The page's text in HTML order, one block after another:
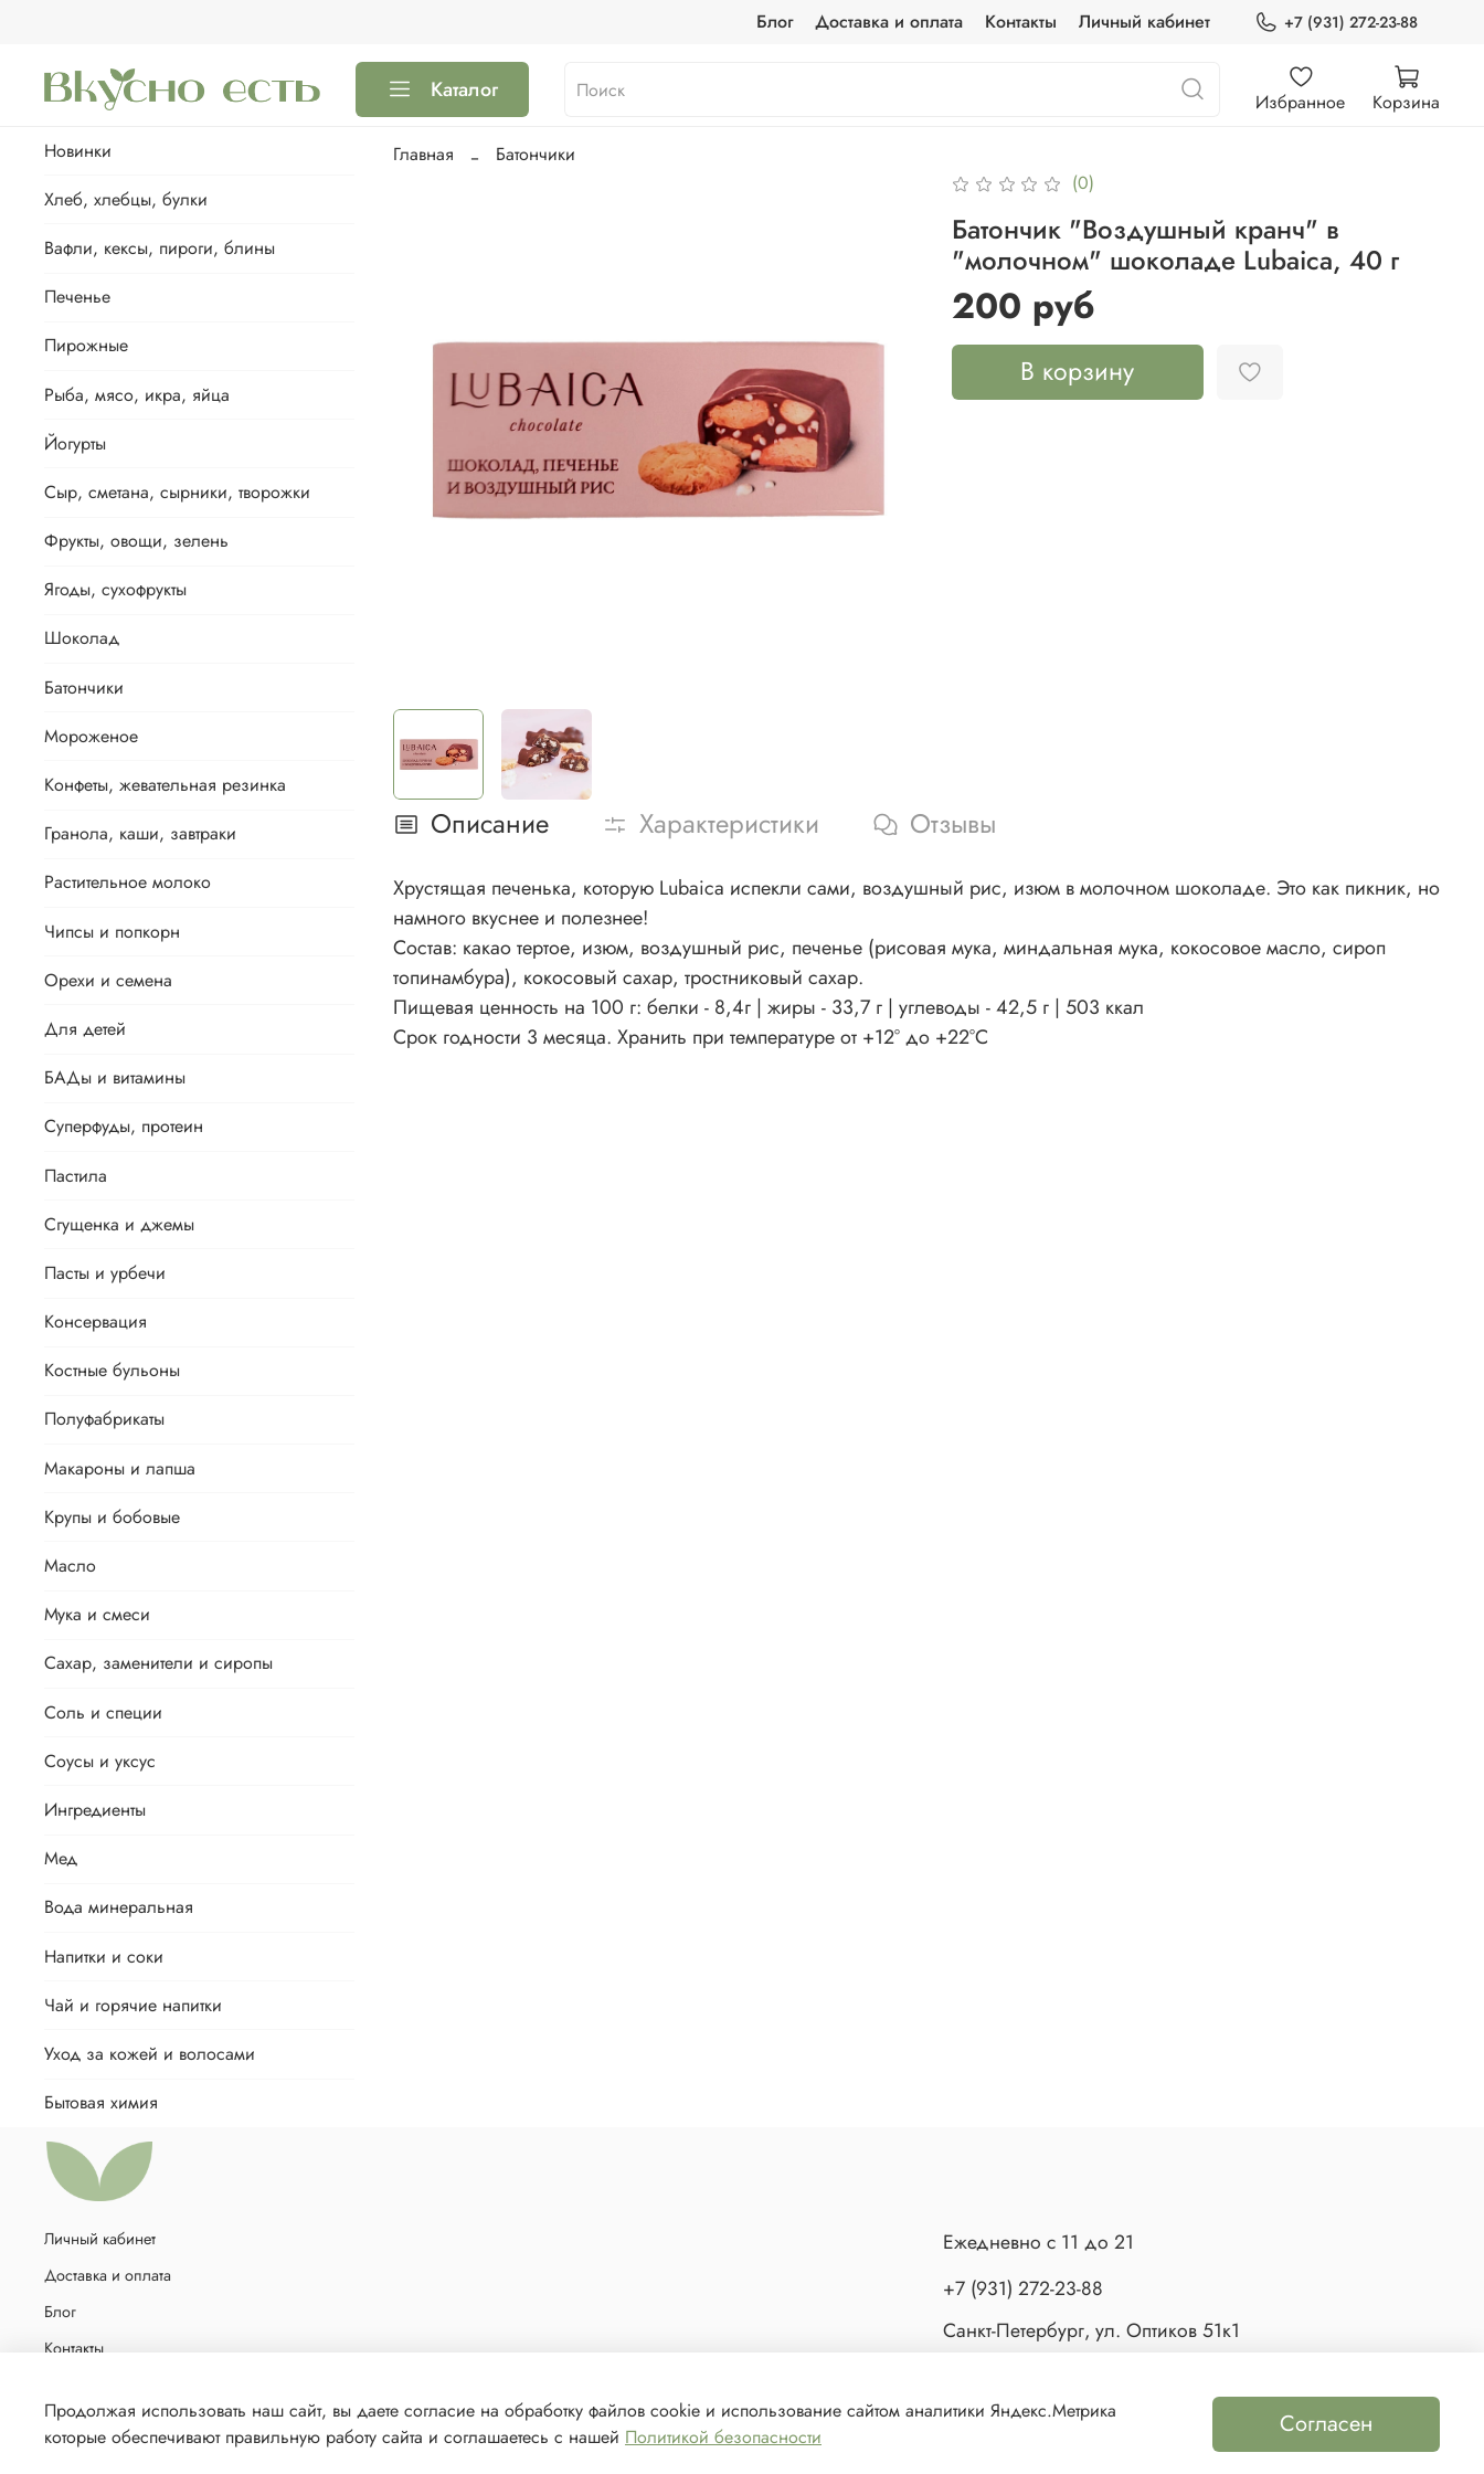
Блог Доставка и оплата Контакты Личный кабинет +7 (931) 272-23-88
Каталог Избранное Корзина
Главная
Батончики
(0)
Батончик "Воздушный кранч" в
"молочном" шоколаде Lubaica, 40 г
200 руб
В корзину
Описание Характеристики Отзывы
Хрустящая печенька, которую Lubaica испекли сами, воздушный рис, изюм в молочном шоколаде. Это как пикник, но
намного вкуснее и полезнее!
Состав: какао тертое, изюм, воздушный рис, печенье (рисовая мука, миндальная мука, кокосовое масло, сироп
топинамбура), кокосовый сахар, тростниковый сахар.
Пищевая ценность на 100 г: белки - 8,4г | жиры - 33,7 г | углеводы - 42,5 г | 503 ккал
Срок годности 3 месяца. Хранить при температуре от +12° до +22°С
Новинки
Хлеб, хлебцы, булки
Вафли, кексы, пироги, блины
Печенье
Пирожные
Рыба, мясо, икра, яйца
Йогурты
Сыр, сметана, сырники, творожки
Фрукты, овощи, зелень
Ягоды, сухофрукты
Шоколад
Батончики
Мороженое
Конфеты, жевательная резинка
Гранола, каши, завтраки
Растительное молоко
Чипсы и попкорн
Орехи и семена
Для детей
БАДы и витамины
Суперфуды, протеин
Пастила
Сгущенка и джемы
Пасты и урбечи
Консервация
Костные бульоны
Полуфабрикаты
Макароны и лапша
Крупы и бобовые
Масло
Мука и смеси
Сахар, заменители и сиропы
Соль и специи
Соусы и уксус
Ингредиенты
Мед
Вода минеральная
Напитки и соки
Чай и горячие напитки
Уход за кожей и волосами
Бытовая химия
Личный кабинет
Доставка и оплата
Блог
Контакты
Ежедневно с 11 до 21
+7 (931) 272-23-88
Санкт-Петербург, ул. Оптиков 51к1
Продолжая использовать наш сайт, вы даете согласие на обработку файлов cookie и использование сайтом аналитики Яндекс.Метрика
которые обеспечивают правильную работу сайта и соглашаетесь с нашей Политикой безопасности Согласен